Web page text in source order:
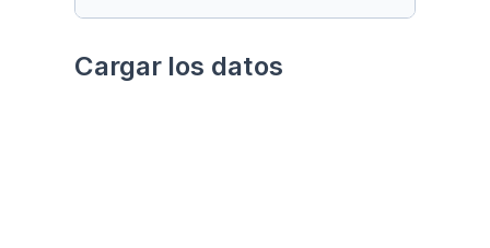
Cargar los datos